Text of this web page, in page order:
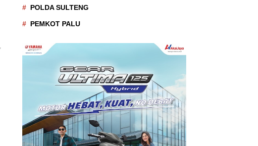
POLDA SULTENG
PEMKOT PALU